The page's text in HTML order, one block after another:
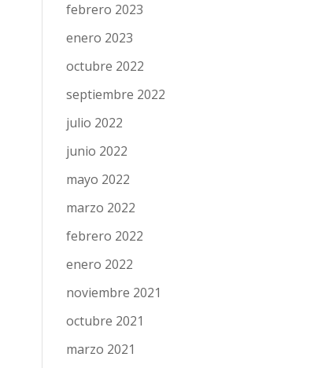
febrero 2023
enero 2023
octubre 2022
septiembre 2022
julio 2022
junio 2022
mayo 2022
marzo 2022
febrero 2022
enero 2022
noviembre 2021
octubre 2021
marzo 2021